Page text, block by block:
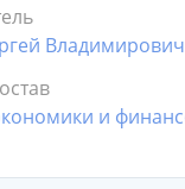
Владимирович
и